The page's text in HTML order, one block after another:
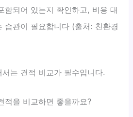
함되어 있는지 확인하고, 비용 대
습관이 필요합니다 (출처: 친환경
는 견적 비교가 필수입니다.
적을 비교하면 좋을까요?